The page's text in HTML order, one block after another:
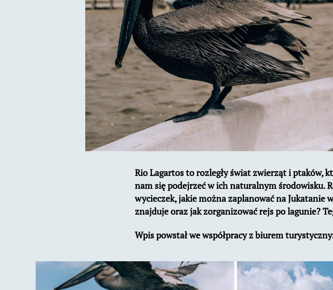
Rio Lagartos to rozległy świat zwierząt i ptaków,
nam się podejrzeć w ich naturalnym środowisku.
wycieczek, jakie można zaplanować na Jukatanie
znajduje oraz jak zorganizować rejs po lagunie?
Wpis powstał we współpracy z biurem